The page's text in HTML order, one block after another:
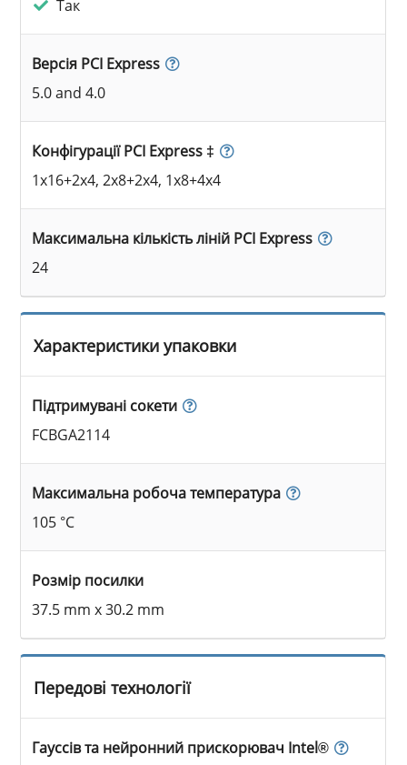
Так
Версія PCI Express
5.0 and 4.0
Конфігурації PCI Express ‡
1x16+2x4, 2x8+2x4, 1x8+4x4
Максимальна кількість ліній PCI Express
24
Характеристики упаковки
Підтримувані сокети
FCBGA2114
Максимальна робоча температура
105 °C
Розмір посилки
37.5 mm x 30.2 mm
Передові технології
Гауссів та нейронний прискорювач Intel®